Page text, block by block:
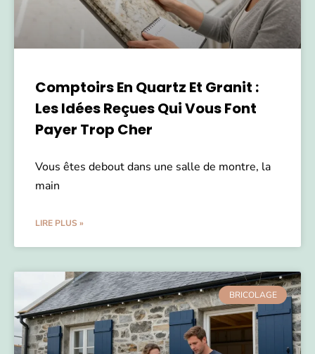
Comptoirs En Quartz Et Granit :
Les Idées Reçues Qui Vous Font
Payer Trop Cher
Vous êtes debout dans une salle de montre, la
main
LIRE PLUS »
BRICOLAGE